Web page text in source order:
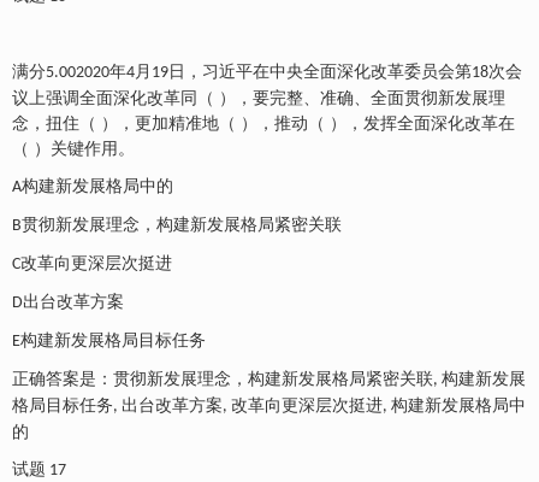
满分5.002020年4月 19 日，习近平在中央全面深化改革委员会第18次会
议上强调全面深化改革同（ ），要完整、准确、全面贯彻新发展理
念，扭住（ ），更加精准地（ ），推动（ ），发挥全面深化改革在
（ ）关键作用。
A构建新发展格局中的
B贯彻新发展理念，构建新发展格局紧密关联
C改革向更深层次挺进
D出台改革方案
E构建新发展格局目标任务
正确答案是：贯彻新发展理念，构建新发展格局紧密关联, 构建新发展
格局目标任务, 出台改革方案, 改革向更深层次挺进, 构建新发展格局中
的
试题 17